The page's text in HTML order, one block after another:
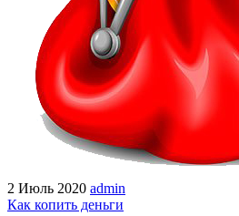
2 Июль 2020 admin
Как копить деньги